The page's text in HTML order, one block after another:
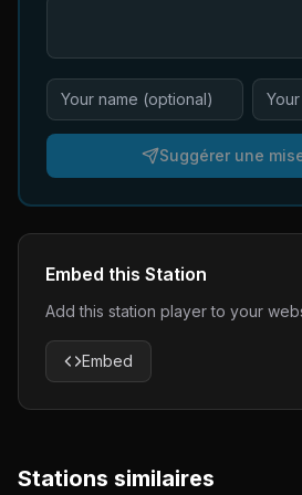
Suggérer une
Embed this Station
Add this station player to your
Embed
Stations similaires